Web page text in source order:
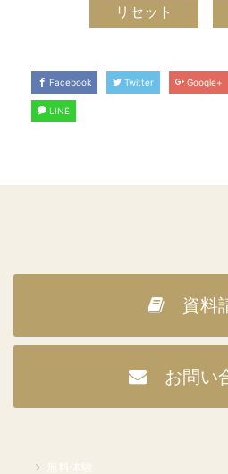
Facebook Twitter Google+
LINE
資料
お問い